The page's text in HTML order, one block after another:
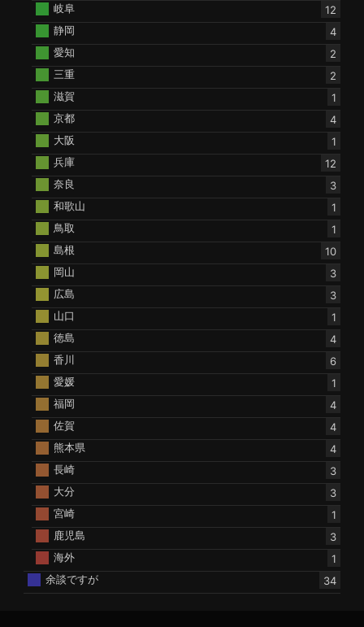
岐阜
12
静岡
4
愛知
2
三重
2
滋賀
1
京都
4
大阪
1
兵庫
12
奈良
3
和歌山
1
鳥取
1
島根
10
岡山
3
広島
3
山口
1
徳島
4
香川
6
愛媛
1
福岡
4
佐賀
4
熊本県
4
長崎
3
大分
3
宮崎
1
鹿児島
3
海外
1
余談ですが
34